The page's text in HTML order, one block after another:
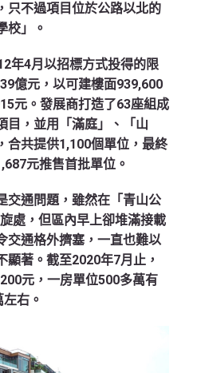
只不過項目位於公路以北的
校」。
年4月以招標方式投得的限
億元，以可建樓面939,600
元。發展商打造了63座組成
目，並用「滿庭」、「山
合共提供1,100個單位，最終
元推售首批單位。
交通問題，雖然在「青山公
處，但區內早上卻堆滿接載
交通格外擠塞，一直也難以
顯著。截至2020年7月止，
元，一房單位500多萬有
右。